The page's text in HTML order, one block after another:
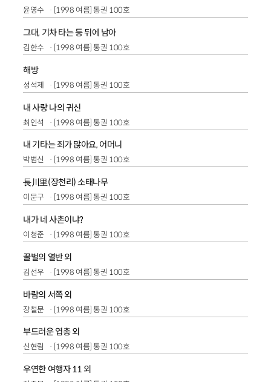
윤영수 [1998 여름] 통권 100호
그대, 기차 타는 등 뒤에 남아
김한수 [1998 여름] 통권 100호
해방
성석제 [1998 여름] 통권 100호
내 사랑 나의 귀신
최인석 [1998 여름] 통권 100호
내 기타는 죄가 많아요, 어머니
박범신 [1998 여름] 통권 100호
長川里(장천리) 소태나무
이문구 [1998 여름] 통권 100호
내가 네 사촌이냐?
이청준 [1998 여름] 통권 100호
꿀벌의 열반 외
김선우 [1998 여름] 통권 100호
바람의 서쪽 외
장철문 [1998 여름] 통권 100호
부드러운 엽총 외
신현림 [1998 여름] 통권 100호
우연한 여행자 11 외